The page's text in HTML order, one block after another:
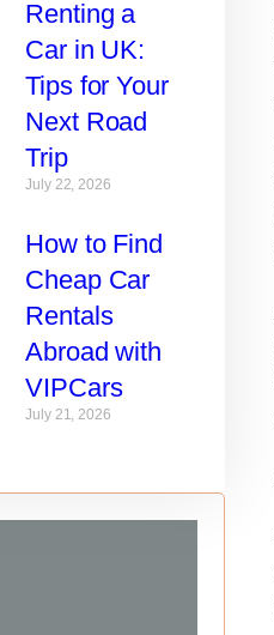
Renting a
Car in UK:
Tips for Your
Next Road
Trip
July 22, 2026
How to Find
Cheap Car
Rentals
Abroad with
VIPCars
July 21, 2026